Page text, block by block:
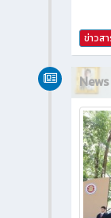
ข่าวส
News